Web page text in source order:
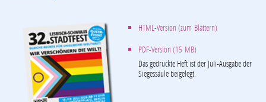
HTML-Version (zum Blättern)
PDF-Version (15 MB)
Das gedruckte Heft ist der Juli-Ausgabe der
Siegessäule beigelegt.